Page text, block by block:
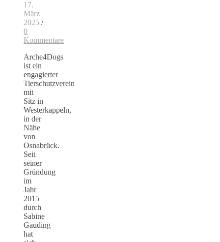
17.
März
2025 /
0
Kommentare
Arche4Dogs
ist ein
engagierter
Tierschutzverein
mit
Sitz in
Westerkappeln,
in der
Nähe
von
Osnabrück.
Seit
seiner
Gründung
im
Jahr
2015
durch
Sabine
Gauding
hat